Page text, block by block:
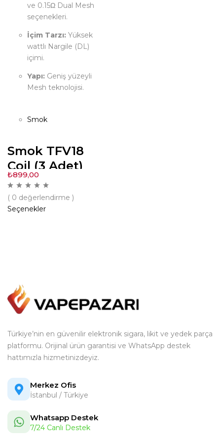
ve 0.15Ω Dual Mesh
seçenekleri.
İçim Tarzı: Yüksek
wattlı Nargile (DL)
içimi.
Yapı: Geniş yüzeyli
Mesh teknolojisi.
Smok
Smok TFV18
Coil (3 Adet)
₺899,00
( 0 değerlendirme )
Seçenekler
Türkiye’nin en güvenilir elektronik sigara, likit ve yedek parça
platformu. Orijinal ürün garantisi ve WhatsApp destek
hattımızla hizmetinizdeyiz.
Merkez Ofis
İstanbul / Türkiye
Whatsapp Destek
7/24 Canlı Destek